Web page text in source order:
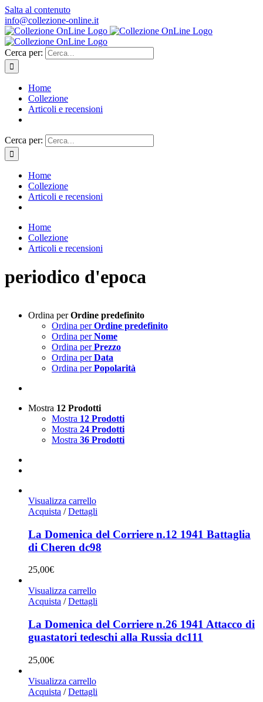
Salta al contenuto
info@collezione-online.it
Cerca per:
Home
Collezione
Articoli e recensioni
Cerca per:
Home
Collezione
Articoli e recensioni
Home
Collezione
Articoli e recensioni
periodico d'epoca
Ordina perOrdine predefinito
Ordina perOrdine predefinito
Ordina perNome
Ordina perPrezzo
Ordina perData
Ordina perPopolarità
Mostra 12 Prodotti
Mostra 12 Prodotti
Mostra 24 Prodotti
Mostra 36 Prodotti
Visualizza carrello
Acquista / Dettagli
La Domenica del Corriere n.12 1941 Battaglia
di Cheren dc98
25,00€
Visualizza carrello
Acquista / Dettagli
La Domenica del Corriere n.26 1941 Attacco di
guastatori tedeschi alla Russia dc111
25,00€
Visualizza carrello
Acquista / Dettagli